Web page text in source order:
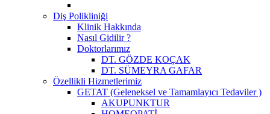
Diş Polikliniği
Klinik Hakkında
Nasıl Gidilir ?
Doktorlarımız
DT. GÖZDE KOÇAK
DT. SÜMEYRA GAFAR
Özellikli Hizmetlerimiz
GETAT (Geleneksel ve Tamamlayıcı Tedaviler )
AKUPUNKTUR